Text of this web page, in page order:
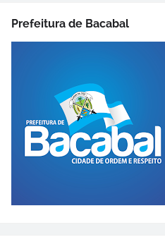
Prefeitura de Bacabal